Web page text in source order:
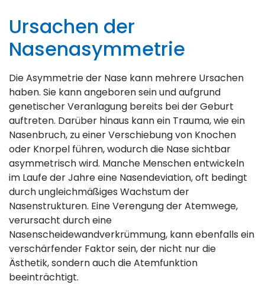
Ursachen der
Nasenasymmetrie
Die Asymmetrie der Nase kann mehrere Ursachen
haben. Sie kann angeboren sein und aufgrund
genetischer Veranlagung bereits bei der Geburt
auftreten. Darüber hinaus kann ein Trauma, wie ein
Nasenbruch, zu einer Verschiebung von Knochen
oder Knorpel führen, wodurch die Nase sichtbar
asymmetrisch wird. Manche Menschen entwickeln
im Laufe der Jahre eine Nasendeviation, oft bedingt
durch ungleichmäßiges Wachstum der
Nasenstrukturen. Eine Verengung der Atemwege,
verursacht durch eine
Nasenscheidewandverkrümmung, kann ebenfalls ein
verschärfender Faktor sein, der nicht nur die
Ästhetik, sondern auch die Atemfunktion
beeinträchtigt.